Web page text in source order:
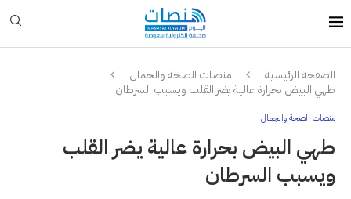
الصفحة الرئيسية
منصات الصحة والجمال
طهي البيض بحرارة عالية يضر القلب ويسبب السرطان
منصات الصحة والجمال
طهي البيض بحرارة عالية يضر القلب
ويسبب السرطان